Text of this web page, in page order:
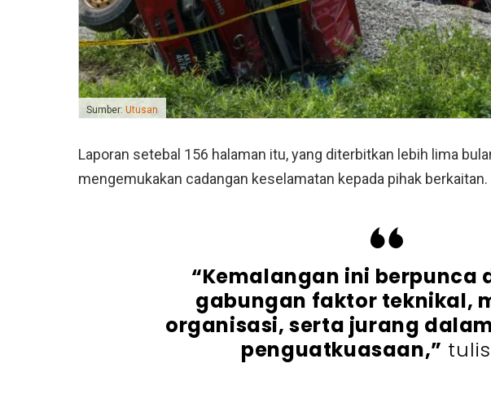
Sumber: Utusan
Laporan setebal 156 halaman itu, yang diterbitkan lebih lima
mengemukakan cadangan keselamatan kepada pihak berkaitan.
“Kemalangan ini berpunca
gabungan faktor teknikal,
organisasi, serta jurang
penguatkuasaan,”